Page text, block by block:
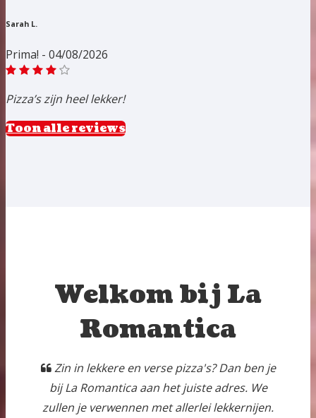
Sarah L.
Prima! - 04/08/2026
Pizza’s zijn heel lekker!
Toon alle reviews
Welkom bij La
Romantica
Zin in lekkere en verse pizza's? Dan ben je
bij La Romantica aan het juiste adres. We
zullen je verwennen met allerlei lekkernijen.